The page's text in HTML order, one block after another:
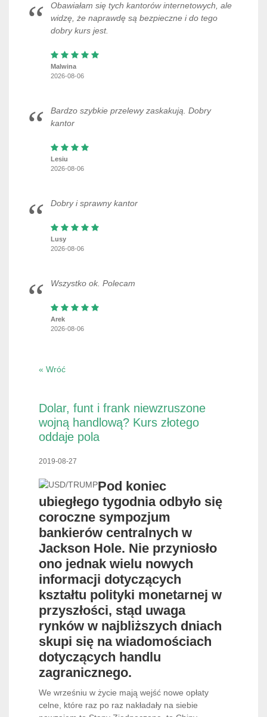
Obawiałam się tych kantorów internetowych, ale
widzę, że naprawdę są bezpieczne i do tego
dobry kurs jest.
Malwina
2026-08-06
Bardzo szybkie przelewy zaskakują. Dobry
kantor
Lesiu
2026-08-06
Dobry i sprawny kantor
Lusy
2026-08-06
Wszystko ok. Polecam
Arek
2026-08-06
« Wróć
Dolar, funt i frank niewzruszone
wojną handlową? Kurs złotego
oddaje pola
2019-08-27
Pod koniec
ubiegłego tygodnia odbyło się
coroczne sympozjum
bankierów centralnych w
Jackson Hole. Nie przyniosło
ono jednak wielu nowych
informacji dotyczących
kształtu polityki monetarnej w
przyszłości, stąd uwaga
rynków w najbliższych dniach
skupi się na wiadomościach
dotyczących handlu
zagranicznego.
We wrześniu w życie mają wejść nowe opłaty
celne, które raz po raz nakładały na siebie